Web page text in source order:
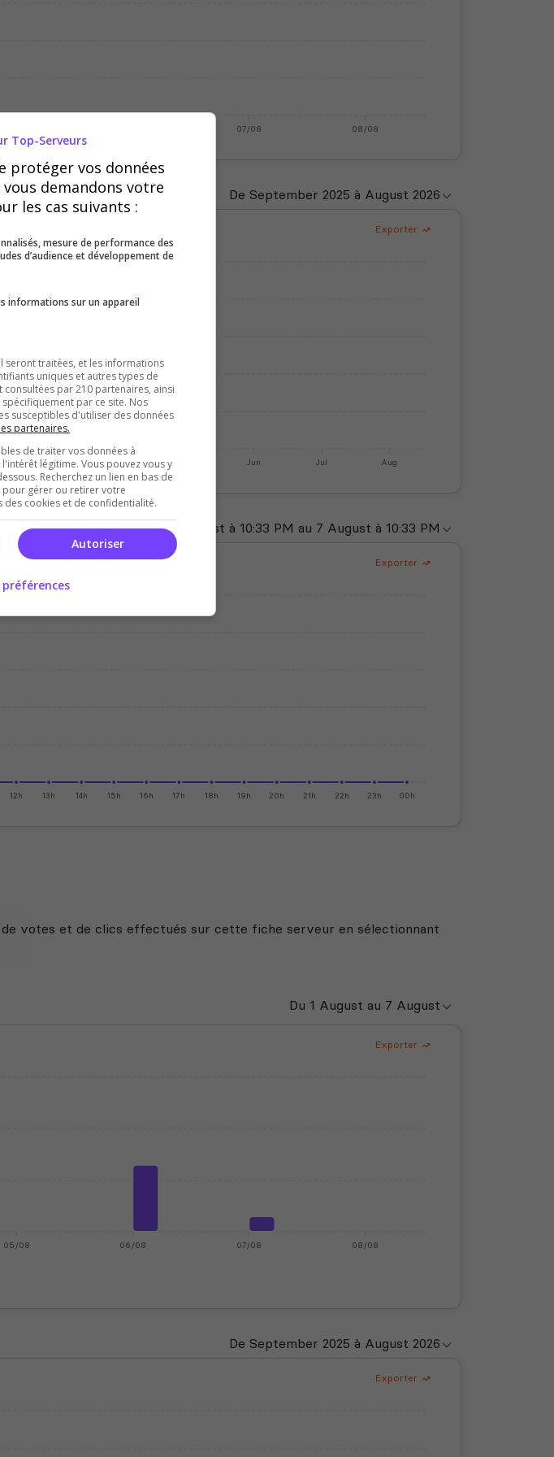
07/08 08/08
Exporter
Mar Apr Jun Jul Aug
Exporter
12h 13h 14h 15h 16h 17h 18h 19h 20h 21h 22h 23h 00h
votes et de clics effectués sur cette fiche serveur en sélectionnant
Exporter
05/08 06/08 07/08 08/08
Exporter
Top-Serveurs
protéger vos données
demandons votre
les cas suivants :
mesure de performance des
d’audience et développement de
informations sur un appareil
seront traitées, et les informations
uniques et autres types de
par 210 partenaires, ainsi
par ce site. Nos
susceptibles d'utiliser des données
partenaires.
de traiter vos données à
légitime. Vous pouvez vous y
Recherchez un lien en bas de
pour gérer ou retirer votre
cookies et de confidentialité.
Autoriser
préférences